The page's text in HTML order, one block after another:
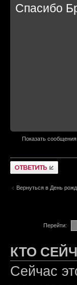
Спасибо
Показать сообщения
Ответить
Вернуться в День
Перейти:
КТО
Сейчас